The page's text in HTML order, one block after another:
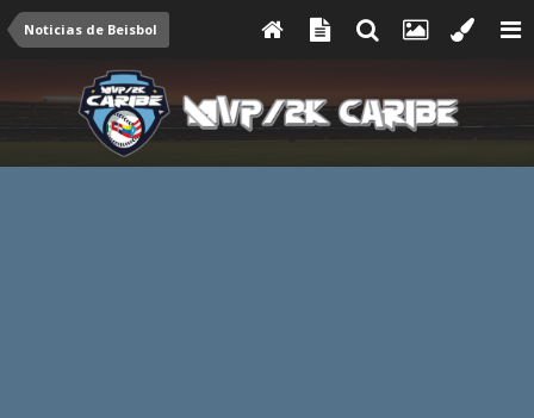
Noticias de Beisbol